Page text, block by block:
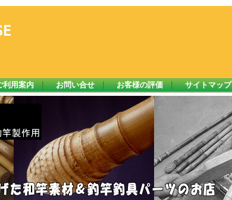
利用案内｜ お問い合せ｜ お客様の評価｜ サイトマップ